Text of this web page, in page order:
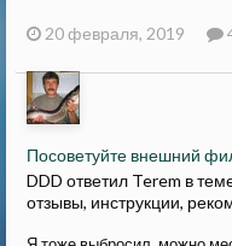
20 февраля, 2019
Посоветуйте внешний
DDD ответил Terem в
отзывы, инструкции,